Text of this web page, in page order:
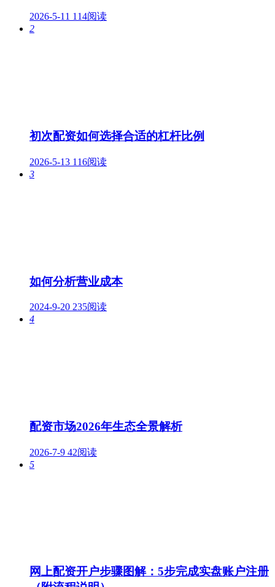
2026-5-11 114阅读
2
初次配资如何选择合适的杠杆比例
2026-5-13 116阅读
3
如何分析营业成本
2024-9-20 235阅读
4
配资市场2026年生态全景解析
2026-7-9 42阅读
5
网上配资开户步骤图解：5步完成实盘账户注册